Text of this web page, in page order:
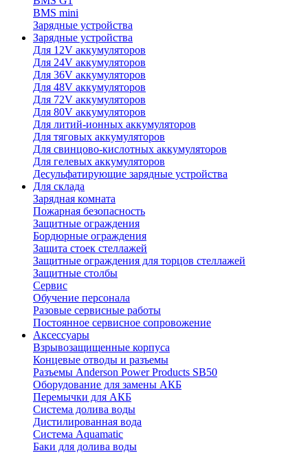
BMS mini
Зарядные устройства
Зарядные устройства
Для 12V аккумуляторов
Для 24V аккумуляторов
Для 36V аккумуляторов
Для 48V аккумуляторов
Для 72V аккумуляторов
Для 80V аккумуляторов
Для литий-ионных аккумуляторов
Для тяговых аккумуляторов
Для свинцово-кислотных аккумуляторов
Для гелевых аккумуляторов
Десульфатирующие зарядные устройства
Для склада
Зарядная комната
Пожарная безопасность
Защитные ограждения
Бордюрные ограждения
Защита стоек стеллажей
Защитные ограждения для торцов стеллажей
Защитные столбы
Сервис
Обучение персонала
Разовые сервисные работы
Постоянное сервисное сопровожение
Аксессуары
Взрывозащищенные корпуса
Концевые отводы и разъемы
Разъемы Anderson Power Products SB50
Оборудование для замены АКБ
Перемычки для АКБ
Система долива воды
Дистилированная вода
Система Aquamatic
Баки для долива воды